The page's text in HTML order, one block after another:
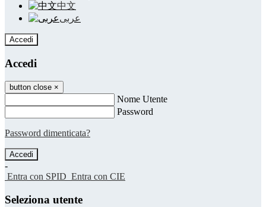
中文
عربى
Accedi
Accedi
button close ×
Nome Utente
Password
Password dimenticata?
-
Entra con SPID Entra con CIE
Seleziona utente